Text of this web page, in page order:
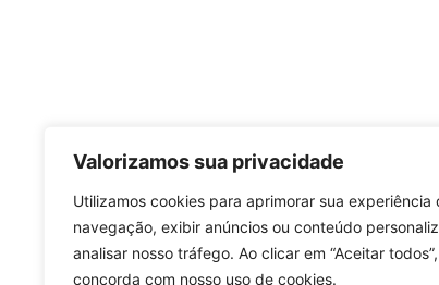
Valorizamos sua privacidade
Utilizamos cookies para aprimorar sua experiência
navegação, exibir anúncios ou conteúdo
analisar nosso tráfego. Ao clicar em “Aceitar
concorda com nosso uso de cookies.